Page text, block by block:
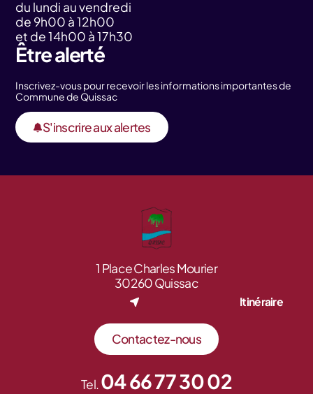
du lundi au vendredi
de 9h00 à 12h00
et de 14h00 à 17h30
Être alerté
Inscrivez-vous pour recevoir les informations importantes de
Commune de Quissac
S'inscrire aux alertes
1 Place Charles Mourier
30260 Quissac
Itinéraire
Contactez-nous
Tel.04 66 77 30 02